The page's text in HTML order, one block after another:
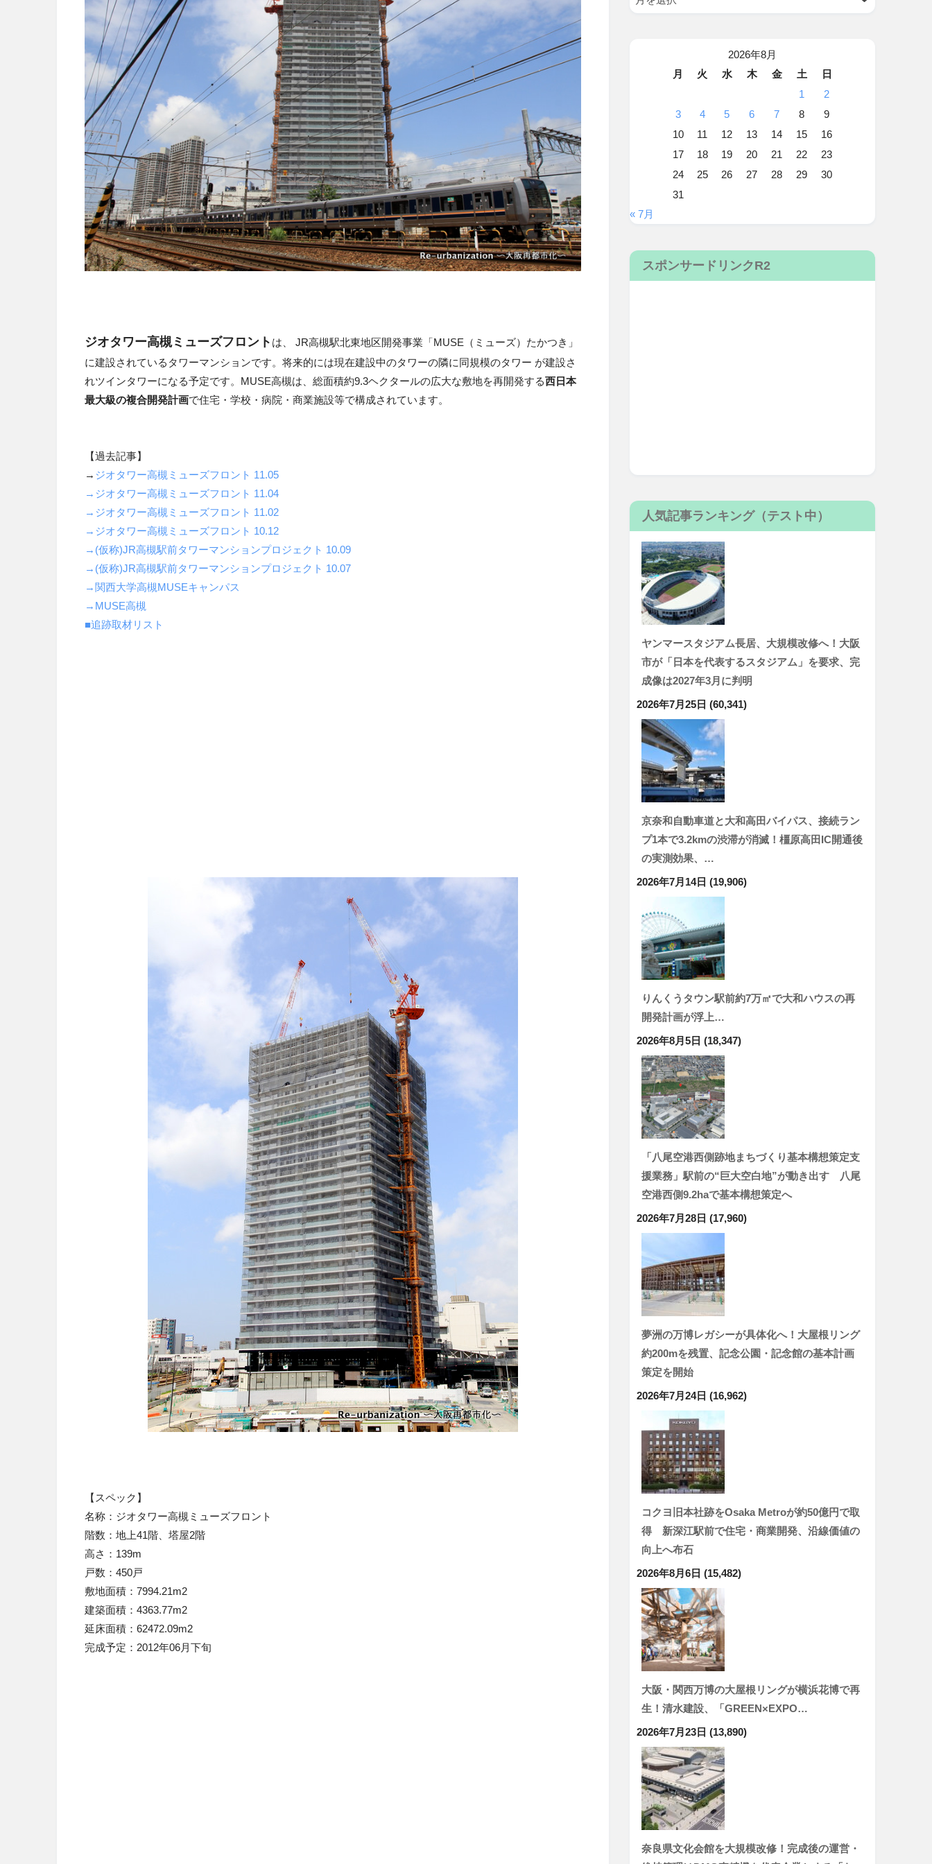
ジオタワー高槻ミューズフロント は、 JR高槻駅北東地区開発事業「MUSE（ミューズ）たかつき」
に建設されているタワーマンションです。将来的には現在建設中のタワーの隣に同規模のタワー が建設さ
れツインタワーになる予定です。MUSE高槻は、総面積約9.3ヘクタールの広大な敷地を再開発する西日本
最大級の複合開発計画で住宅・学校・病院・商業施設等で構成されています。
【過去記事】
→ ジオタワー高槻ミューズフロント 11.05
→ジオタワー高槻ミューズフロント 11.04
→ジオタワー高槻ミューズフロント 11.02
→ジオタワー高槻ミューズフロント 10.12
→(仮称)JR高槻駅前タワーマンションプロジェクト 10.09
→(仮称)JR高槻駅前タワーマンションプロジェクト 10.07
→関西大学高槻MUSEキャンパス
→MUSE高槻
■追跡取材リスト
【スペック】
名称：ジオタワー高槻ミューズフロント
階数：地上41階、塔屋2階
高さ：139m
戸数：450戸
敷地面積：7994.21m2
建築面積：4363.77m2
延床面積：62472.09m2
完成予定：2012年06月下旬
2026年8月
月
火 水 木 金 土
日
1
2
3
4 5 6 7 8
9
10
11 12 13 14 15
16
17
18 19 20 21 22
23
24
25 26 27 28 29
30
31
« 7月
スポンサードリンクR2
人気記事ランキング（テスト中）
ヤンマースタジアム長居、大規模改修へ！大阪
市が「日本を代表するスタジアム」を要求、完
成像は2027年3月に判明
2026年7月25日 (60,341)
京奈和自動車道と大和高田バイパス、接続ラン
プ1本で3.2kmの渋滞が消滅！橿原高田IC開通後
の実測効果、…
2026年7月14日 (19,906)
りんくうタウン駅前約7万㎡で大和ハウスの再
開発計画が浮上…
2026年8月5日 (18,347)
「八尾空港西側跡地まちづくり基本構想策定支
援業務」駅前の“巨大空白地”が動き出す 八尾
空港西側9.2haで基本構想策定へ
2026年7月28日 (17,960)
夢洲の万博レガシーが具体化へ！大屋根リング
約200mを残置、記念公園・記念館の基本計画
策定を開始
2026年7月24日 (16,962)
コクヨ旧本社跡をOsaka Metroが約50億円で取
得 新深江駅前で住宅・商業開発、沿線価値の
向上へ布石
2026年8月6日 (15,482)
大阪・関西万博の大屋根リングが横浜花博で再
生！清水建設、「GREEN×EXPO…
2026年7月23日 (13,890)
奈良県文化会館を大規模改修！完成後の運営・